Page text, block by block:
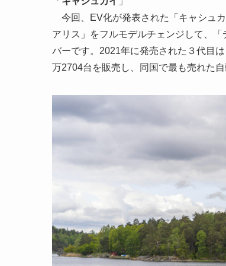
今回、EV化が発表された「キャシュ
アリス」をフルモデルチェンジして、
バーです。2021年に発売された３代目
万2704台を販売し、同国で最も売れた自